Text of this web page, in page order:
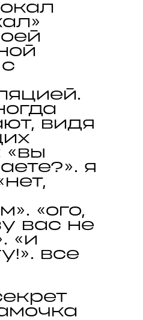
видя
«вы
я
«ого,
вас не
«и
все